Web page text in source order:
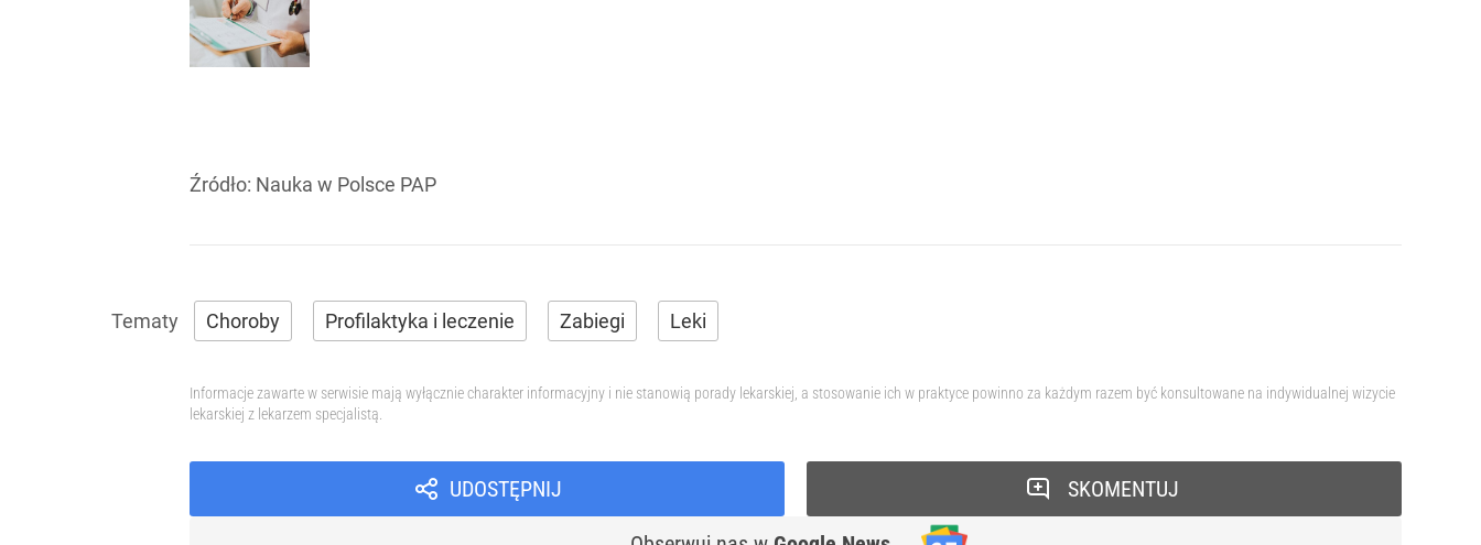
Źródło: Nauka w Polsce PAP
Choroby Profilaktyka i leczenie Zabiegi Leki
Informacje zawarte w serwisie mają wyłącznie charakter informacyjny i nie stanowią porady lekarskiej, a stosowanie ich w praktyce powinno za każdym razem być konsultowane na indywidualnej wizycie
lekarskiej z lekarzem specjalistą.
UDOSTĘPNIJ SKOMENTUJ